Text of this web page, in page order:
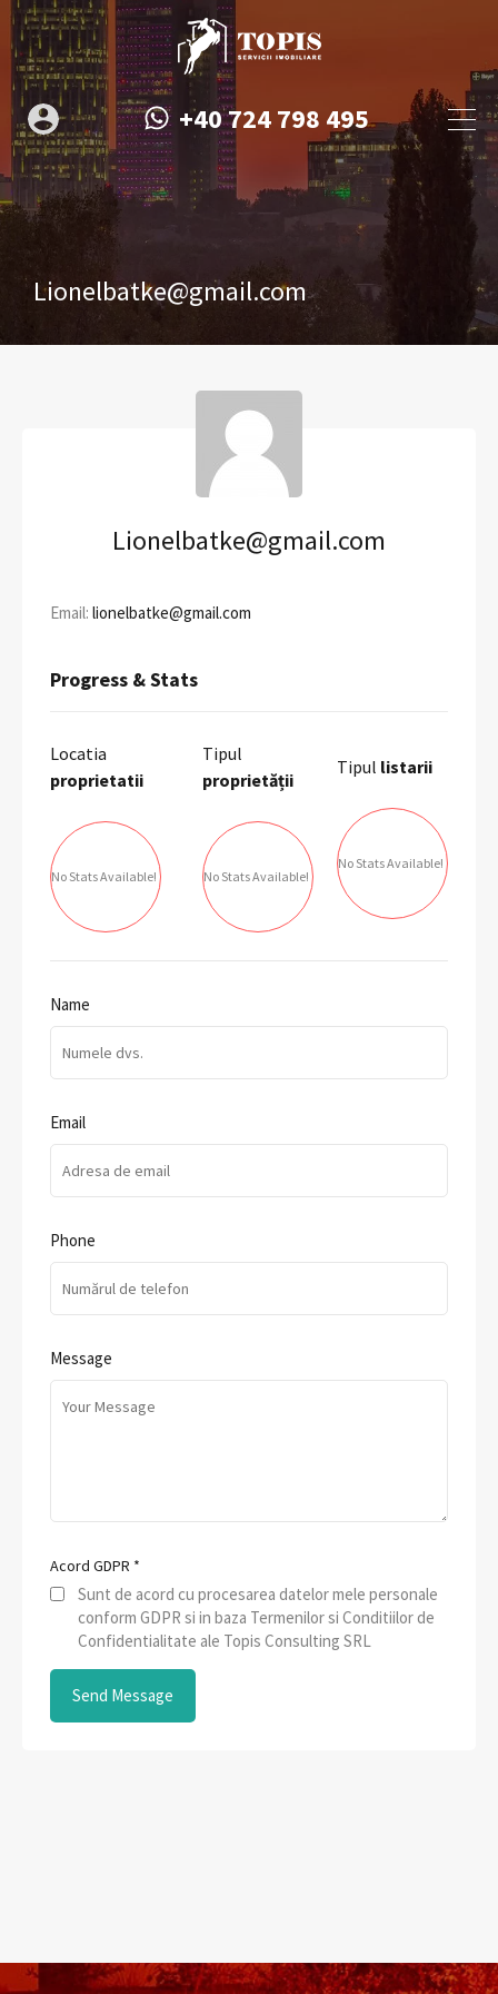
+40 724 798 495
Lionelbatke@gmail.com
Lionelbatke@gmail.com
Email: lionelbatke@gmail.com
Progress & Stats
Locatia
proprietatii
No Stats Available!
Tipul
proprietății
No Stats Available!
Tipul listarii
No Stats Available!
Name
Email
Phone
Message
Acord GDPR *
Sunt de acord cu procesarea datelor mele personale
conform GDPR si in baza Termenilor si Conditiilor de
Confidentialitate ale Topis Consulting SRL